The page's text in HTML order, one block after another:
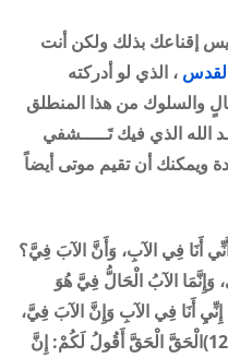
إقناعك بذلك ولكن أنت
، الذي لو أدركته
والسلوك من هذا المنطلق
الله الذي فيك تَـــــشفي
ويمكنك أن تقيم موتى أيضاً
أَنِّي أَنَا فِي الآبِ، وَأَنَّ الآبَ فِيَّ؟
وَإِنَّمَا الآبُ الْحَالُّ فِيَّ هُوَ
قَوْلِي: إِنِّيِ أَنَا فِي الآبِ وَإِنَّ الآبَ فِيَّ،
وَإِلاَّ فَصَدِّقُونِي بِسَبَبِ تِلْكَ الأَعْمَالِ (12)الْحَقَّ الْحَقَّ أَقُولُ لَكُمْ: إِنَّ